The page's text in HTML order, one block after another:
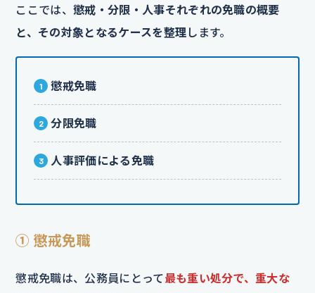
ここでは、 懲戒・分限・人事それぞれの免職の概要
と、その対象となるケースを整理 します。
懲戒免職
分限免職
人事評価による免職
① 懲戒免職
懲戒免職は、公務員にとって最も重い処分で、重大な